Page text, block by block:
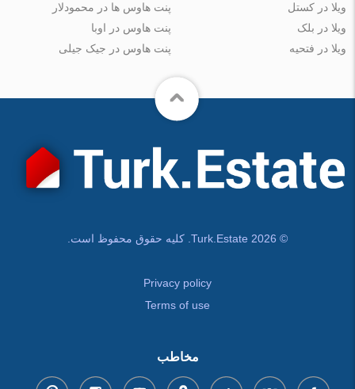
ویلا در کستل
ویلا در بلک
ویلا در فتحیه
پنت هاوس ها در محمودلار
پنت هاوس در اوبا
پنت هاوس در جیک جیلی
© Turk.Estate 2026. کلیه حقوق محفوظ است.
Privacy policy
Terms of use
مخاطب